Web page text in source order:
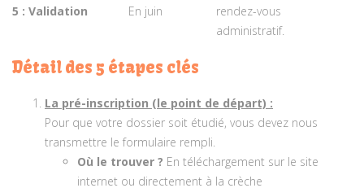
5 : Validation En juin
rendez-vous
administratif.
Détail des 5 étapes clés
La pré-inscription (le point de départ) :
Pour que votre dossier soit étudié, vous devez nous
transmettre le formulaire rempli.
Où le trouver ? En téléchargement sur le site
internet ou directement à la crèche